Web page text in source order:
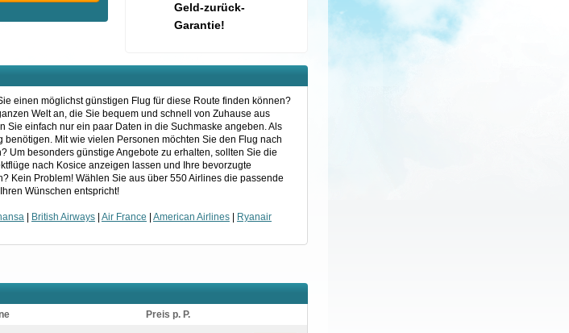
Geld-zurück-
Garantie!
einen möglichst günstigen Flug für diese Route finden können?
Welt an, die Sie bequem und schnell von Zuhause aus
Sie einfach nur ein paar Daten in die Suchmaske angeben. Als
Mit wie vielen Personen möchten Sie den Flug nach
Um besonders günstige Angebote zu erhalten, sollten Sie die
nach Kosice anzeigen lassen und Ihre bevorzugte
Kein Problem! Wählen Sie aus über 550 Airlines die passende
Wünschen entspricht!
| British Airways| Air France American Airlines|
Ryanair
Preis p. P.